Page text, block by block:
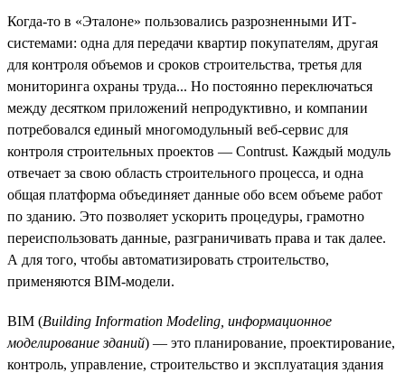
Когда-то в «Эталоне» пользовались разрозненными ИТ-
системами: одна для передачи квартир покупателям, другая
для контроля объемов и сроков строительства, третья для
мониторинга охраны труда... Но постоянно переключаться
между десятком приложений непродуктивно, и компании
потребовался единый многомодульный веб-сервис для
контроля строительных проектов — Contrust. Каждый модуль
отвечает за свою область строительного процесса, и одна
общая платформа объединяет данные обо всем объеме работ
по зданию. Это позволяет ускорить процедуры, грамотно
переиспользовать данные, разграничивать права и так далее.
А для того, чтобы автоматизировать строительство,
применяются BIM-модели.
BIM (Building Information Modeling, информационное
моделирование зданий) — это планирование, проектирование,
контроль, управление, строительство и эксплуатация здания